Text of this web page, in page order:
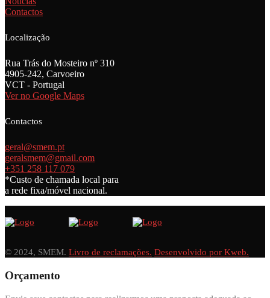
Contactos
Localização
Rua Trás do Mosteiro nº 310
4905-242, Carvoeiro
VCT - Portugal
Ver no Google Maps
Contactos
geral@smem.pt
geralsmem@gmail.com
+351 258 117 079
*Custo de chamada local para
a rede fixa/móvel nacional.
© 2024, SMEM. Livro de reclamações. Desenvolvido por Kweb.
Orçamento